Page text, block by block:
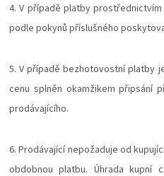
4. V případě platby
podle pokynů příslušného
5. V případě bezhotovostní platby
cenu splněn okamžikem připsání
prodávajícího.
6. Prodávající nepožaduje od
obdobnou platbu. Úhrada kupní